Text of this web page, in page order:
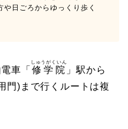
日ごろからゆっくり歩く
車「 修学院
しゅうがくいん
」駅から
門)まで行くルートは複